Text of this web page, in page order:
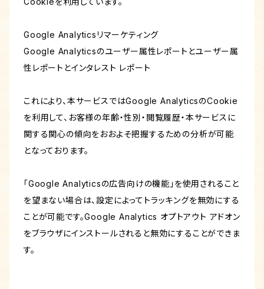
Google Analyticsリマーケティング
Google Analyticsのユーザー属性レポートとユーザー属
性レポートとインタレスト レポート
これにより、本サービスではGoogle AnalyticsのCookie
を利用して、お客様の年齢・性別・閲覧履歴・本サービスに
関する関心の傾向をおおよそ把握するための分析が可能
となっております。
「Google Analyticsの広告向けの機能」を使用されること
を望まない場合は、設定によってトラッキングを無効にする
ことが可能です。Google Analytics オプトアウト アドオン
をブラウザにインストールされると無効にすることができま
す。